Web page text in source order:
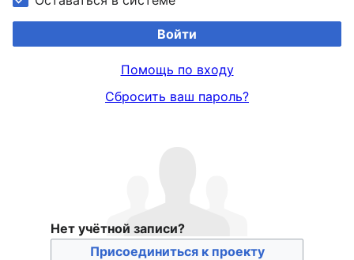
Войти
Помощь по входу
Сбросить ваш пароль?
Нет учётной записи?
Присоединиться к проекту